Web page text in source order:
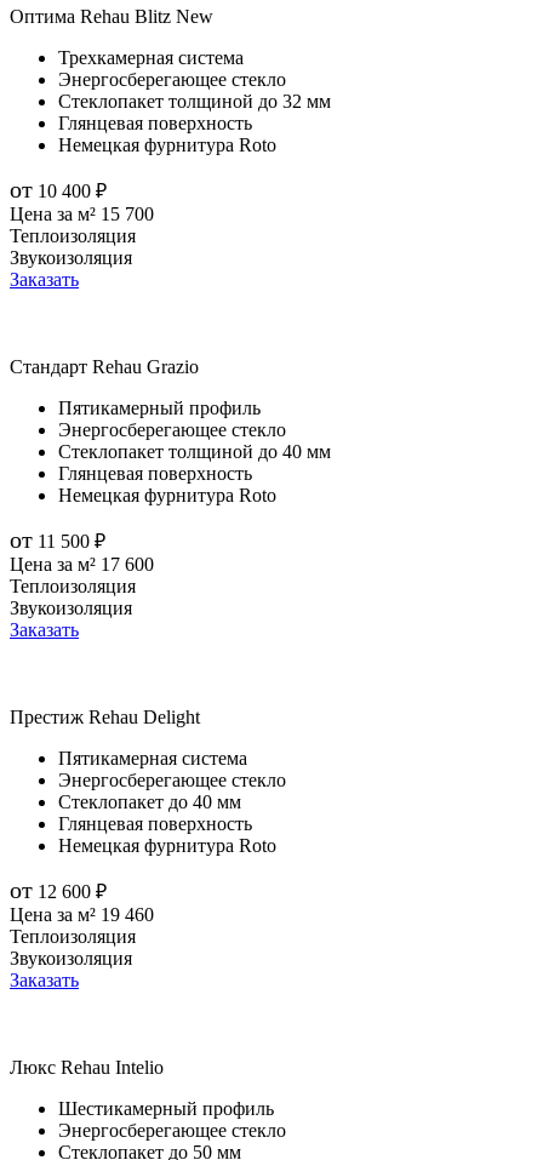
Оптима Rehau Blitz New
Трехкамерная система
Энергосберегающее стекло
Стеклопакет толщиной до 32 мм
Глянцевая поверхность
Немецкая фурнитура Roto
от 10 400 ₽
Цена за м² 15 700
Теплоизоляция
Звукоизоляция
Заказать
Стандарт Rehau Grazio
Пятикамерный профиль
Энергосберегающее стекло
Стеклопакет толщиной до 40 мм
Глянцевая поверхность
Немецкая фурнитура Roto
от 11 500 ₽
Цена за м² 17 600
Теплоизоляция
Звукоизоляция
Заказать
Престиж Rehau Delight
Пятикамерная система
Энергосберегающее стекло
Стеклопакет до 40 мм
Глянцевая поверхность
Немецкая фурнитура Roto
от 12 600 ₽
Цена за м² 19 460
Теплоизоляция
Звукоизоляция
Заказать
Люкс Rehau Intelio
Шестикамерный профиль
Энергосберегающее стекло
Стеклопакет до 50 мм